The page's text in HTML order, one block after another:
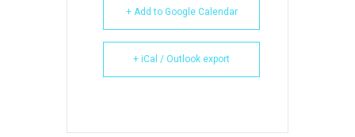
+ Add to Google Calendar
+ iCal / Outlook export